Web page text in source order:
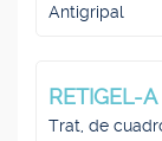
Antigripal
RETIGEL-A
Trat, de